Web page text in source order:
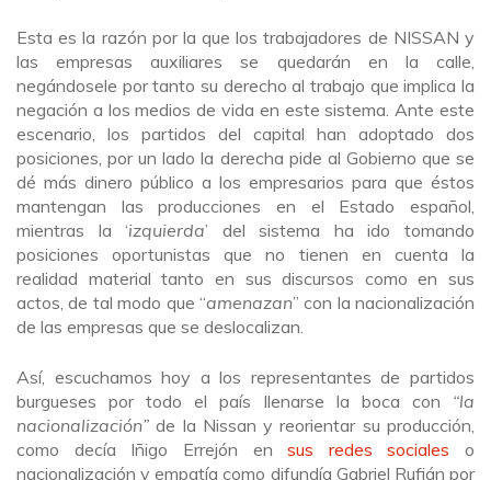
Esta es la razón por la que los trabajadores de NISSAN y
las empresas auxiliares se quedarán en la calle,
negándosele por tanto su derecho al trabajo que implica la
negación a los medios de vida en este sistema. Ante este
escenario, los partidos del capital han adoptado dos
posiciones, por un lado la derecha pide al Gobierno que se
dé más dinero público a los empresarios para que éstos
mantengan las producciones en el Estado español,
mientras la ‘izquierda’ del sistema ha ido tomando
posiciones oportunistas que no tienen en cuenta la
realidad material tanto en sus discursos como en sus
actos, de tal modo que “amenazan” con la nacionalización
de las empresas que se deslocalizan.
Así, escuchamos hoy a los representantes de partidos
burgueses por todo el país llenarse la boca con “la
nacionalización”de la Nissan y reorientar su producción,
como decía Iñigo Errejón ensus redes sociales o
nacionalización y empatía como difundía Gabriel Rufián por